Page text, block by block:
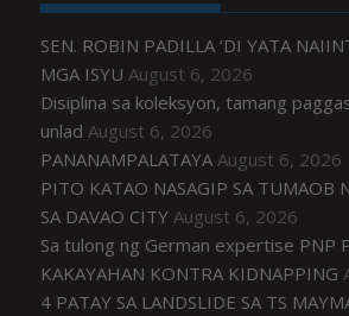
SEN. ROBIN PADILLA ‘DI YATA
MGA ISYU August 6, 2026
Disiplina sa koleksyon, tamang
unlad August 6, 2026
PANANAMPALATAYA August 6, 2026
PITO KATAO NASAGIP SA TUMAOB
SA DAVAO CITY August 6, 2026
Sa tulong ng German expertise PNP
KAKAYAHAN KONTRA KIDNAPPING
4 PATAY SA LANDSLIDE SA TS